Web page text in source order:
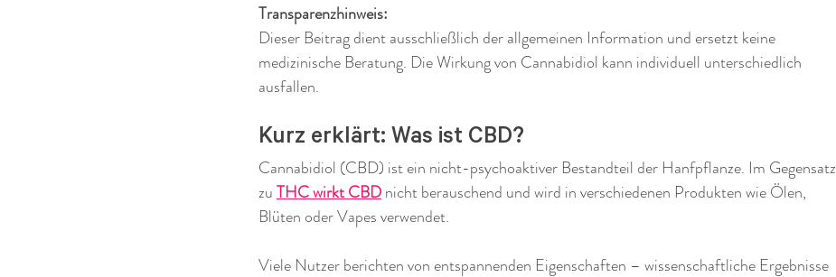
Transparenzhinweis:
Dieser Beitrag dient ausschließlich der allgemeinen Information und ersetzt keine
medizinische Beratung. Die Wirkung von Cannabidiol kann individuell unterschiedlich
ausfallen.
Kurz erklärt: Was ist CBD?
Cannabidiol (CBD) ist ein nicht-psychoaktiver Bestandteil der Hanfpflanze. Im Gegensatz
zu THC wirkt CBD nicht berauschend und wird in verschiedenen Produkten wie Ölen,
Blüten oder Vapes verwendet.
Viele Nutzer berichten von entspannenden Eigenschaften – wissenschaftliche Ergebnisse